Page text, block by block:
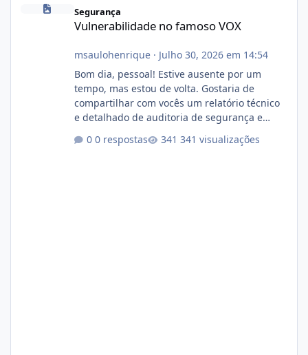
Segurança
Vulnerabilidade no famoso VOX
msaulohenrique· Julho 30, 2026 em 14:54
Bom dia, pessoal! Estive ausente por um
tempo, mas estou de volta. Gostaria de
compartilhar com vocês um relatório técnico
e detalhado de auditoria de segurança e
atualmente em circulação e comercialização
0 respostas 341 visualizações